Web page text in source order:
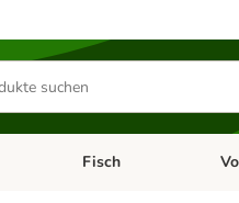
öffnen: Hundefutter & Zubehör
Kategorie-Menü öffnen:
Fisch